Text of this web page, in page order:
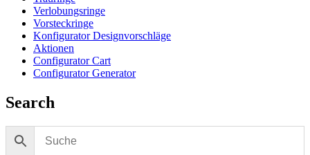
Verlobungsringe
Vorsteckringe
Konfigurator Designvorschläge
Aktionen
Configurator Cart
Configurator Generator
Search